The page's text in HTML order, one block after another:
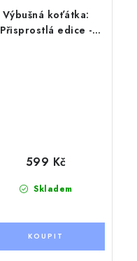
Výbušná koťátka:
Přisprostlá edice -
Skladem
599 Kč